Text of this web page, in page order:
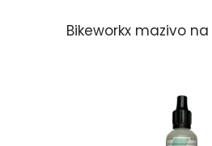
Bikeworkx mazivo